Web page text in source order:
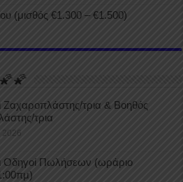
(μισθός €1.300 – €1.500)
Ζαχαροπλάστης/τρια & Βοηθός
τρια
2026
Οδηγοί Πωλήσεων (ωράριο